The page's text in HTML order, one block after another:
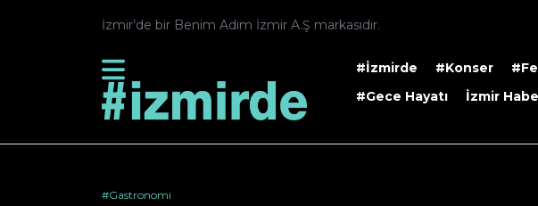
İzmir’de bir Benim Adım İzmir A.Ş markasıdır.
#İzmirde #Konser
#Gece Hayatı
İzmir
#Gastronomi